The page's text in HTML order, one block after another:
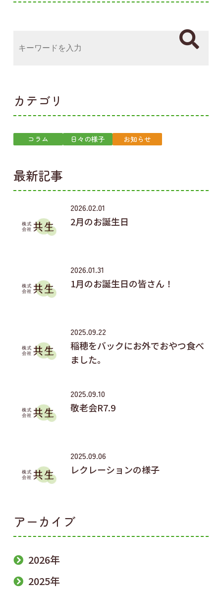
カテゴリ
コラム 日々の様子 お知らせ
最新記事
2026.02.01
2月のお誕生日
2026.01.31
1月のお誕生日の皆さん！
2025.09.22
稲穂をバックにお外でおやつ食べ
ました。
2025.09.10
敬老会R7.9
2025.09.06
レクレーションの様子
アーカイブ
2026年
2025年